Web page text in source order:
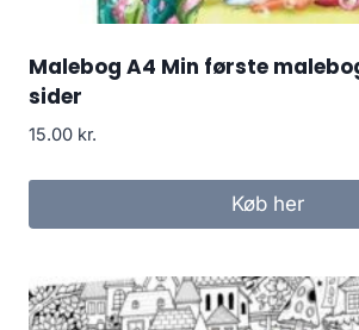
Malebog A4 Min første
sider
15.00 kr.
Køb her